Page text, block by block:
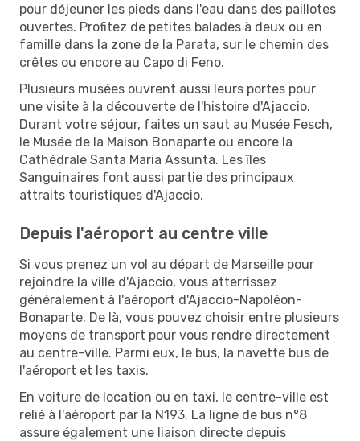
pour déjeuner les pieds dans l'eau dans des paillotes
ouvertes. Profitez de petites balades à deux ou en
famille dans la zone de la Parata, sur le chemin des
crêtes ou encore au Capo di Feno.
Plusieurs musées ouvrent aussi leurs portes pour
une visite à la découverte de l'histoire d'Ajaccio.
Durant votre séjour, faites un saut au Musée Fesch,
le Musée de la Maison Bonaparte ou encore la
Cathédrale Santa Maria Assunta. Les îles
Sanguinaires font aussi partie des principaux
attraits touristiques d'Ajaccio.
Depuis l'aéroport au centre ville
Si vous prenez un vol au départ de Marseille pour
rejoindre la ville d'Ajaccio, vous atterrissez
généralement à l'aéroport d'Ajaccio-Napoléon-
Bonaparte. De là, vous pouvez choisir entre plusieurs
moyens de transport pour vous rendre directement
au centre-ville. Parmi eux, le bus, la navette bus de
l'aéroport et les taxis.
En voiture de location ou en taxi, le centre-ville est
relié à l'aéroport par la N193. La ligne de bus n°8
assure également une liaison directe depuis